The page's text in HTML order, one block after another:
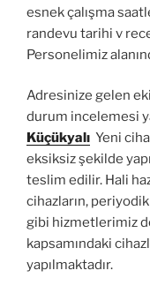
esnek çalışma
randevu tarihi v
Personelimiz
Adresinize gelen
durum incelemesi
Küçükyalı Yeni
eksiksiz şekilde
teslim edilir. Hali
cihazların,
gibi hizmetlerimiz
kapsamındaki
yapılmaktadır.